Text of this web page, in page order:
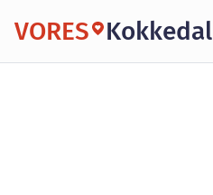
VORES Kokkedal